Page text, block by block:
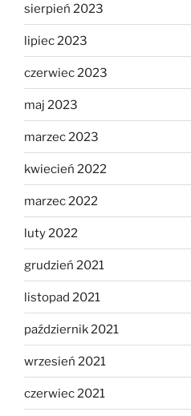
sierpień 2023
lipiec 2023
czerwiec 2023
maj 2023
marzec 2023
kwiecień 2022
marzec 2022
luty 2022
grudzień 2021
listopad 2021
październik 2021
wrzesień 2021
czerwiec 2021